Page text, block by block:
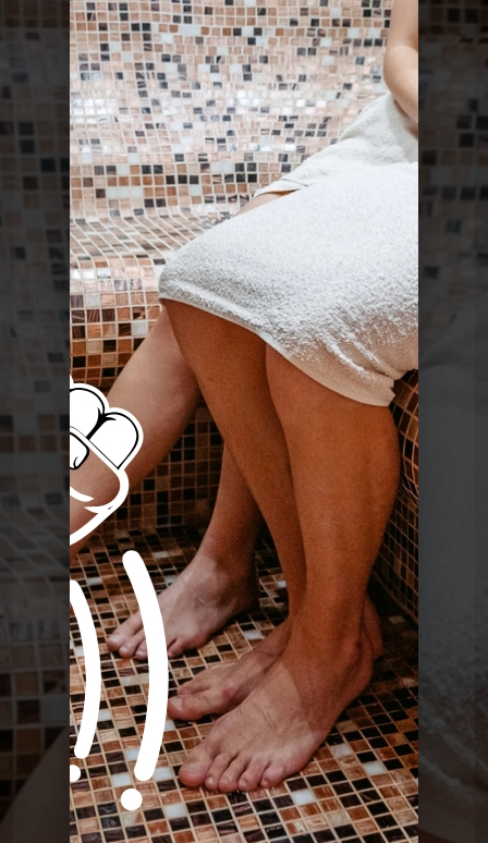
Le Poing G Le Point G! 2 Domination Soumission
Le Poing G Le point G! 2 Le plan à 3
Le Poing G
Le Point G! 2 Le fantasme de
l'inconnu(e)
Le Poing G Le Point G! 2 L'amour en public
Le Poing G Le point G! 2 Le fantasme de la plage
Le Poing G Le Point G! La laliophilie
Le Poing G Le Point G! 2 La sidérodromophilie
Le Poing G Le Point G! La soceraphilie
Le Poing G Le Point G! 2 La forniphilie